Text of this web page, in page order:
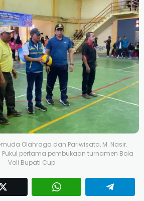
Olahraga dan Pariwisata, M. Nasir.
Pukul pertama pembukaan turnamen Bola
Voli Bupati Cup